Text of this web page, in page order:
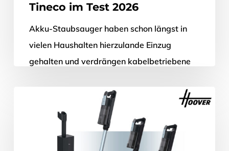
Tineco im Test 2026
Akku-Staubsauger haben schon längst in
vielen Haushalten hierzulande Einzug
gehalten und verdrängen kabelbetriebene
vielfältig und liegen größtenteils auf…